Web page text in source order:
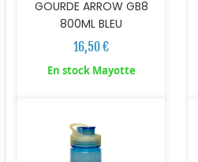
GOURDE ARROW GB8
800ML BLEU
16,50 €
En stock Mayotte